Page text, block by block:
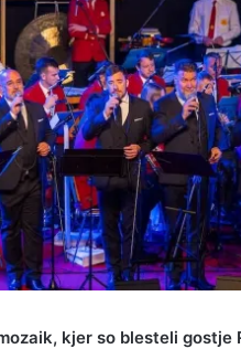
kjer so blesteli